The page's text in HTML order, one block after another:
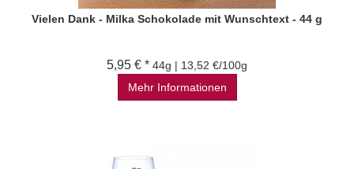
Vielen Dank - Milka Schokolade mit Wunschtext - 44 g
5,95 € * 44g | 13,52 €/100g
Mehr Informationen